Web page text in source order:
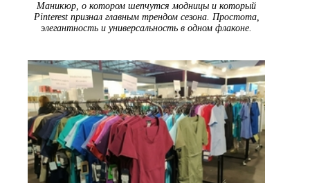
Маникюр, о котором шепчутся модницы и который
Pinterest признал главным трендом сезона. Простота,
элегантность и универсальность в одном флаконе.